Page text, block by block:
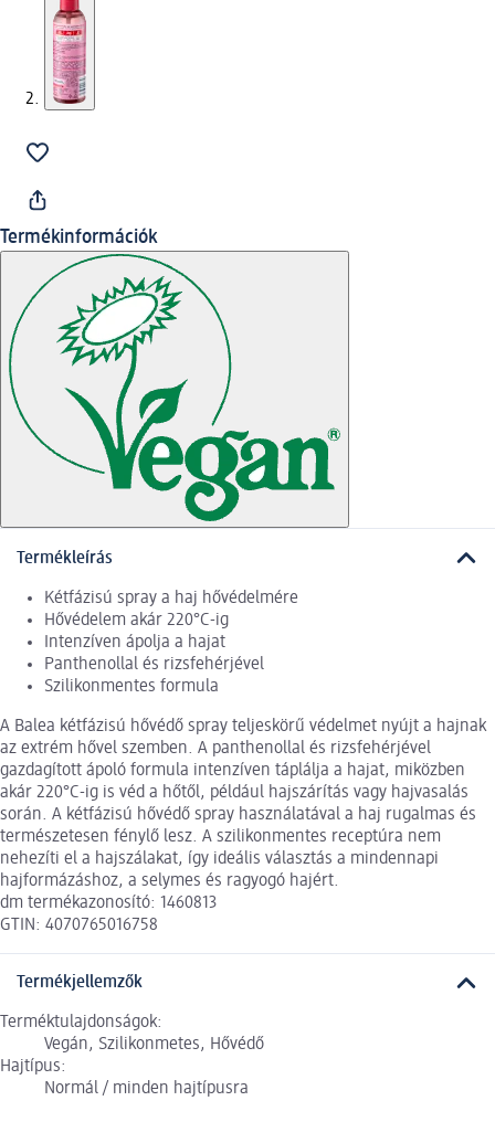
Termékinformációk
Termékleírás
Kétfázisú spray a haj hővédelmére
Hővédelem akár 220°C-ig
Intenzíven ápolja a hajat
Panthenollal és rizsfehérjével
Szilikonmentes formula
A Balea kétfázisú hővédő spray teljeskörű védelmet nyújt a hajnak
az extrém hővel szemben. A panthenollal és rizsfehérjével
gazdagított ápoló formula intenzíven táplálja a hajat, miközben
akár 220°C-ig is véd a hőtől, például hajszárítás vagy hajvasalás
során. A kétfázisú hővédő spray használatával a haj rugalmas és
természetesen fénylő lesz. A szilikonmentes receptúra nem
nehezíti el a hajszálakat, így ideális választás a mindennapi
hajformázáshoz, a selymes és ragyogó hajért.
dm termékazonosító: 1460813
GTIN: 4070765016758
Termékjellemzők
Terméktulajdonságok:
Vegán, Szilikonmetes, Hővédő
Hajtípus:
Normál / minden hajtípusra